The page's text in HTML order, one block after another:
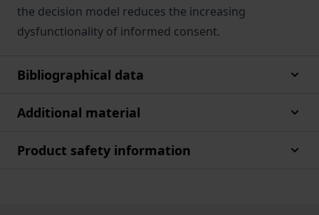
the decision model reduces the increasing
dysfunctionality of informed consent.
Bibliographical data
Additional material
Product safety information